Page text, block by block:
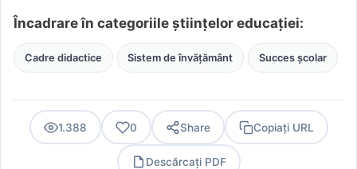
Încadrare în categoriile științelor educației:
Cadre didactice Sistem de învățământ Succes școlar
1.388 0 Share Copiați URL
Descărcați PDF